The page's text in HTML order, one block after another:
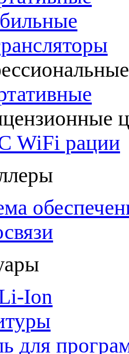
WiFi рации
Ion
для